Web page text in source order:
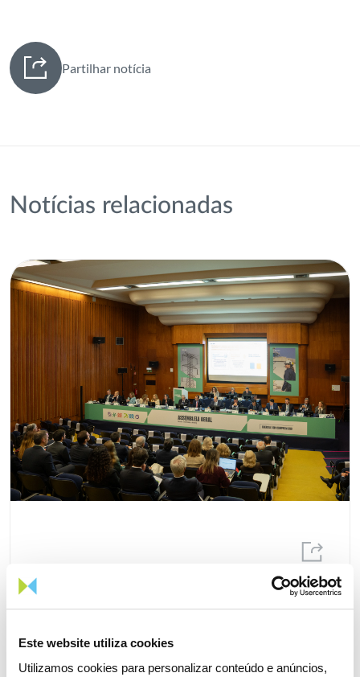
Este website utiliza cookies
Utilizamos cookies para personalizar conteúdo e anúncios,
Partilhar notícia
Notícias relacionadas
15 ABRIL 2026
Assembleia Geral de Acionistas